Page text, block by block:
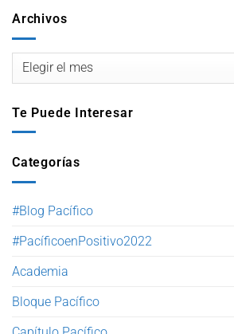
Archivos
Te Puede Interesar
Categorías
#Blog Pacífico
#PacíficoenPositivo2022
Academia
Bloque Pacífico